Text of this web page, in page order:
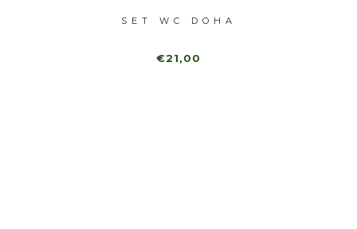
SET WC DOHA
€21,00